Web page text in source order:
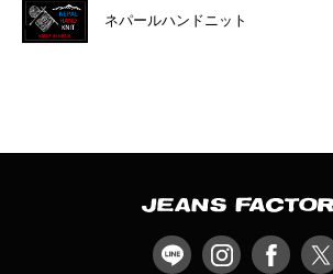
ネパールハンドニット